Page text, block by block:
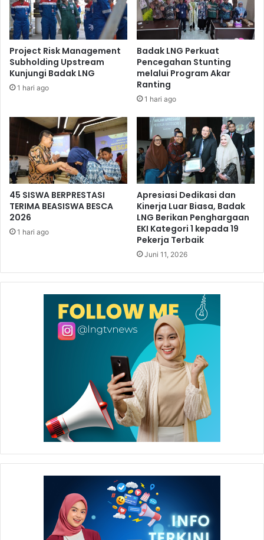
Mystras.
Badan Kebijakan Fiskal merupakan unit setingkat Eselon 1
di bawah Kementerian Keuangan Republik Indonesia yang
memiliki peran strategis sebagai perumus kebijakan fiskal
dan sektor keuangan, dengan lingkup tugas meliputi
ekonomi makro, pendapatan negara, belanja negara,
pembiayaan, sektor keuangan dan kerja sama
internasional. Berkaitan dengan perannya, maka
kunjungan di Badak LNG ini penting dilakukan untuk dapat
melihat langsung alur bisnis Badak LNG sebagai
perusahaan penyumbang devisa bagi negara.
Penyerahan cinderamata oleh Dir.& COO Badak LNG Gitut
Project Risk Management
Subholding Upstream
Kunjungi Badak LNG
1 hari ago
Badak LNG Perkuat
Pencegahan Stunting
melalui Program Akar
Ranting
1 hari ago
45 SISWA BERPRESTASI
TERIMA BEASISWA BESCA
2026
1 hari ago
Apresiasi Dedikasi dan
Kinerja Luar Biasa, Badak
LNG Berikan Penghargaan
EKI Kategori 1 kepada 19
Pekerja Terbaik
Juni 11, 2026